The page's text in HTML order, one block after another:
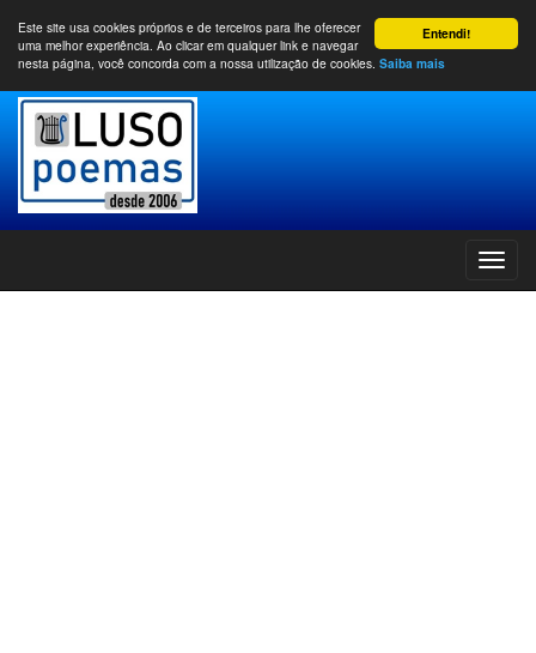
Entendi!
Este site usa cookies próprios e de terceiros para lhe oferecer
uma melhor experiência. Ao clicar em qualquer link e navegar
nesta página, você concorda com a nossa utilização de cookies. Saiba mais